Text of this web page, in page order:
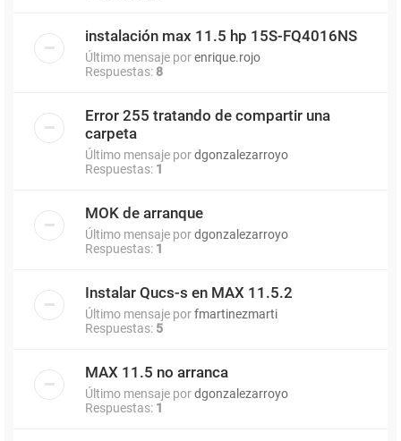
instalación max 11.5 hp 15S-FQ4016NS
Último mensaje porenrique.rojo
Respuestas: 8
Error 255 tratando de compartir una
carpeta
Último mensaje pordgonzalezarroyo
Respuestas: 1
MOK de arranque
Último mensaje pordgonzalezarroyo
Respuestas: 1
Instalar Qucs-s en MAX 11.5.2
Último mensaje porfmartinezmarti
Respuestas: 5
MAX 11.5 no arranca
Último mensaje pordgonzalezarroyo
Respuestas: 1